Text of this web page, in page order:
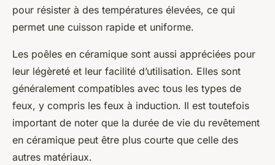
pour résister à des températures élevées, ce qui
permet une cuisson rapide et uniforme.
Les poêles en céramique sont aussi appréciées pour
leur légèreté et leur facilité d’utilisation. Elles sont
généralement compatibles avec tous les types de
feux, y compris les feux à induction. Il est toutefois
important de noter que la durée de vie du revêtement
en céramique peut être plus courte que celle des
autres matériaux.